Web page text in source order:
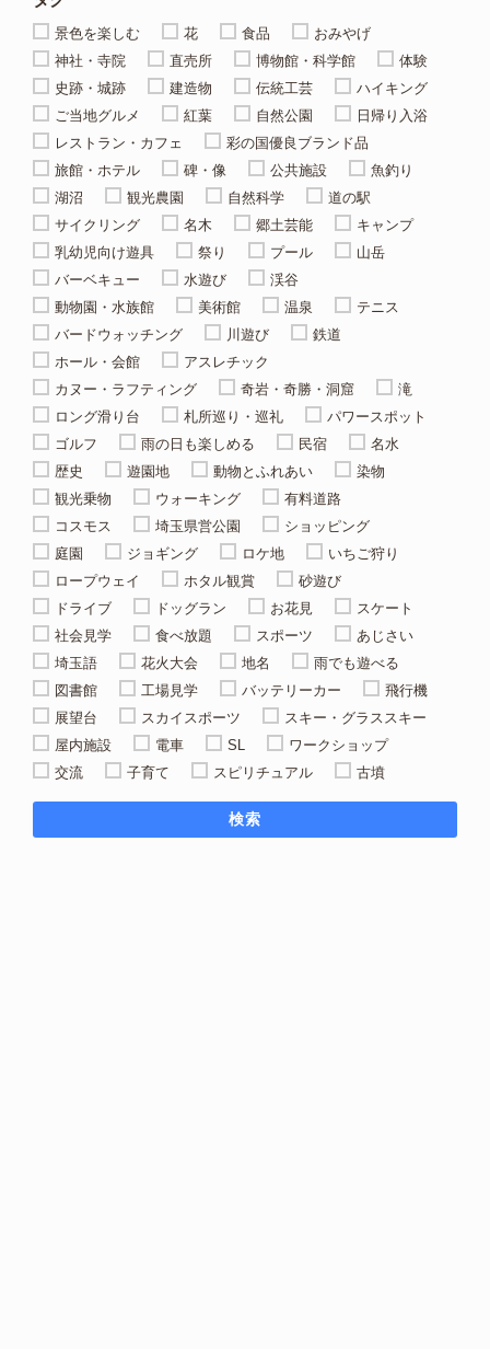
景色を楽しむ 花 食品
おみやげ
神社・寺院
直売所 博物館・科学館
体験
史跡・城跡
建造物 伝統工芸
ハイキング
ご当地グルメ
紅葉 自然公園
日帰り入浴
レストラン・カフェ
彩の国優良ブランド品
旅館・ホテル
碑・像 公共施設
魚釣り
湖沼
観光農園 自然科学
道の駅
サイクリング
名木 郷土芸能
キャンプ
乳幼児向け遊具
祭り プール
山岳
バーベキュー
水遊び
渓谷
動物園・水族館
美術館 温泉
テニス
バードウォッチング
川遊び
鉄道
ホール・会館
アスレチック
カヌー・ラフティング
奇岩・奇勝・洞窟
滝
ロング滑り台
札所巡り・巡礼
パワースポット
ゴルフ
雨の日も楽しめる 民宿
名水
歴史
遊園地 動物とふれあい
染物
観光乗物
ウォーキング
有料道路
コスモス
埼玉県営公園
ショッピング
庭園
ジョギング ロケ地
いちご狩り
ロープウェイ
ホタル観賞
砂遊び
ドライブ
ドッグラン お花見
スケート
社会見学
食べ放題 スポーツ
あじさい
埼玉語
花火大会 地名
雨でも遊べる
図書館
工場見学 バッテリーカー
飛行機
展望台
スカイスポーツ
スキー・グラススキー
屋内施設
電車 SL
ワークショップ
交流
子育て スピリチュアル 古墳
検索